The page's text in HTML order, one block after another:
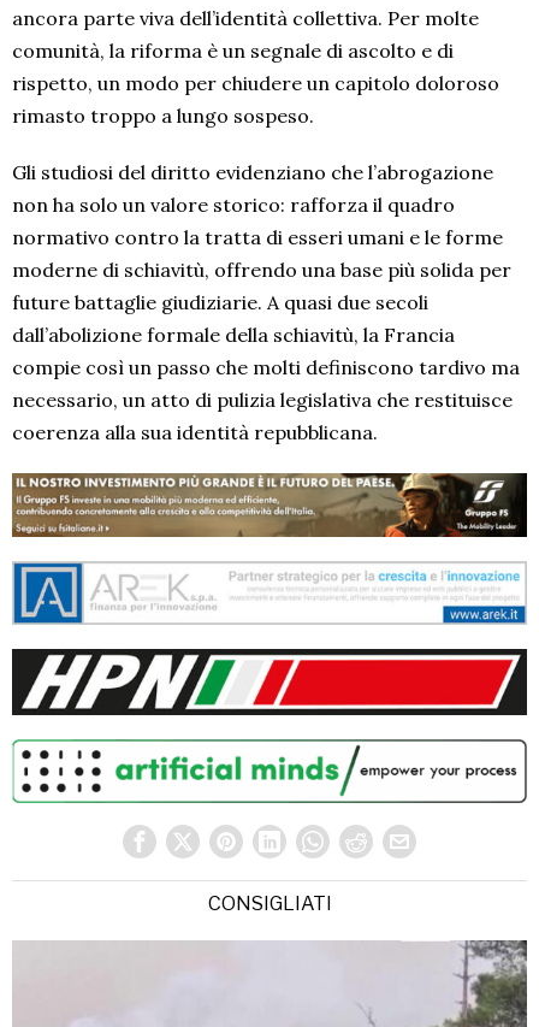
ancora parte viva dell’identità collettiva. Per molte
comunità, la riforma è un segnale di ascolto e di
rispetto, un modo per chiudere un capitolo doloroso
rimasto troppo a lungo sospeso.
Gli studiosi del diritto evidenziano che l’abrogazione
non ha solo un valore storico: rafforza il quadro
normativo contro la tratta di esseri umani e le forme
moderne di schiavitù, offrendo una base più solida per
future battaglie giudiziarie. A quasi due secoli
dall’abolizione formale della schiavitù, la Francia
compie così un passo che molti definiscono tardivo ma
necessario, un atto di pulizia legislativa che restituisce
coerenza alla sua identità repubblicana.
CONSIGLIATI